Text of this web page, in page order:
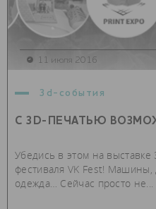
3d-события
С 3D-ПЕЧАТЬЮ
Убедись в этом на выставке
фестиваля VK Fest!
одежда… Сейчас просто не...
11 июля 2016